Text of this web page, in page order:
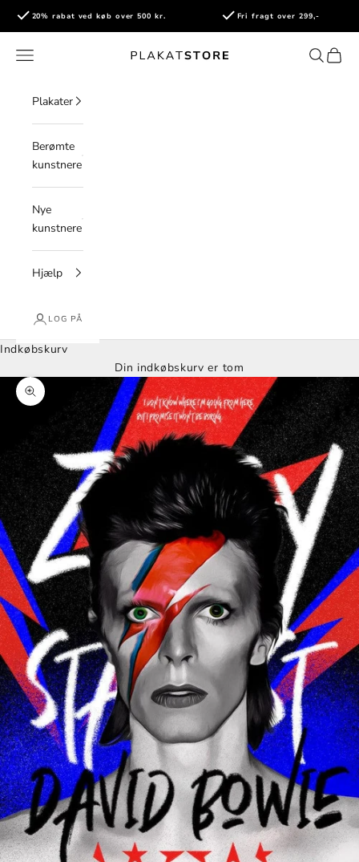
Spring til indhold
20% rabat ved køb over 500 kr. Fri fragt over 299,-
PlakatStore
Åbn navigationsmenu ÅbnÅbn
Plakater
Berømte
kunstnere
Nye
kunstnere
Hjælp
LOG PÅ
Indkøbskurv
Din indkøbskurv er tom
Zoom